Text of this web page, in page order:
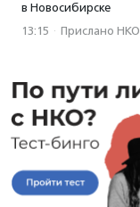
в Новосибирске
13:15 · Прислано НКО